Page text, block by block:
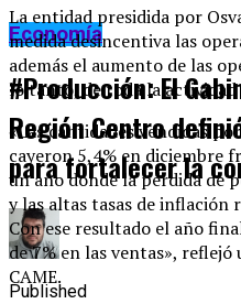
La entidad presidida por
medida desincentiva las
además el aumento de las
lo tanto, de toda la
«Las cantidades vendidas
cayeron 5,4% en diciembre
un año donde la pérdida de
y las altas tasas de inflación
Con ese resultado el año
de 7% en las ventas»,
CAME.
Economía
#Producción: El
Región Centro
para fortalecer la
Published